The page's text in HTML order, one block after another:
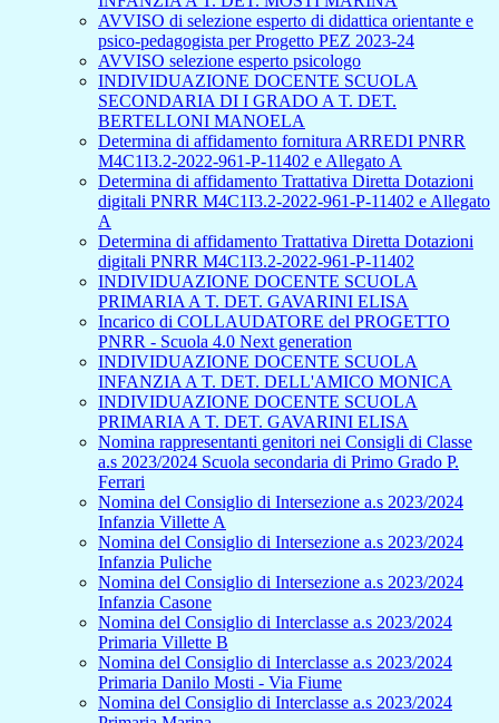
AVVISO di selezione esperto di didattica orientante e
psico-pedagogista per Progetto PEZ 2023-24
AVVISO selezione esperto psicologo
INDIVIDUAZIONE DOCENTE SCUOLA
SECONDARIA DI I GRADO A T. DET.
BERTELLONI MANOELA
Determina di affidamento fornitura ARREDI PNRR
M4C1I3.2-2022-961-P-11402 e Allegato A
Determina di affidamento Trattativa Diretta Dotazioni
digitali PNRR M4C1I3.2-2022-961-P-11402 e Allegato
A
Determina di affidamento Trattativa Diretta Dotazioni
digitali PNRR M4C1I3.2-2022-961-P-11402
INDIVIDUAZIONE DOCENTE SCUOLA
PRIMARIA A T. DET. GAVARINI ELISA
Incarico di COLLAUDATORE del PROGETTO
PNRR - Scuola 4.0 Next generation
INDIVIDUAZIONE DOCENTE SCUOLA
INFANZIA A T. DET. DELL'AMICO MONICA
INDIVIDUAZIONE DOCENTE SCUOLA
PRIMARIA A T. DET. GAVARINI ELISA
Nomina rappresentanti genitori nei Consigli di Classe
a.s 2023/2024 Scuola secondaria di Primo Grado P.
Ferrari
Nomina del Consiglio di Intersezione a.s 2023/2024
Infanzia Villette A
Nomina del Consiglio di Intersezione a.s 2023/2024
Infanzia Puliche
Nomina del Consiglio di Intersezione a.s 2023/2024
Infanzia Casone
Nomina del Consiglio di Interclasse a.s 2023/2024
Primaria Villette B
Nomina del Consiglio di Interclasse a.s 2023/2024
Primaria Danilo Mosti - Via Fiume
Nomina del Consiglio di Interclasse a.s 2023/2024